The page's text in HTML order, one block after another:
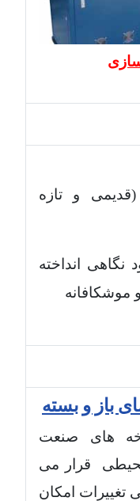
و تازه
نگاهی انداخته
موشکافانه
باز و بسته
های صنعت
محیطی قرار می
تغییرات امکان